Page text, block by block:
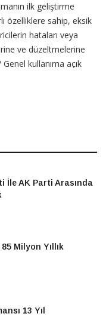
ilk geliştirme
özelliklere sahip, eksik
hataları veya
ve düzeltmelerine
kullanıma açık
İle AK Parti Arasında
Milyon Yıllık
13 Yıl